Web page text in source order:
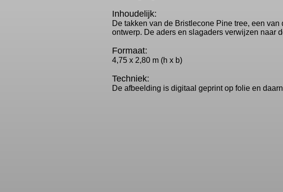
Inhoudelijk:
De takken van de Bristlecone Pine tree, een
ontwerp. De aders en slagaders verwijzen naar
Formaat:
4,75 x 2,80 m (h x b)
Techniek:
De afbeelding is digitaal geprint op folie en